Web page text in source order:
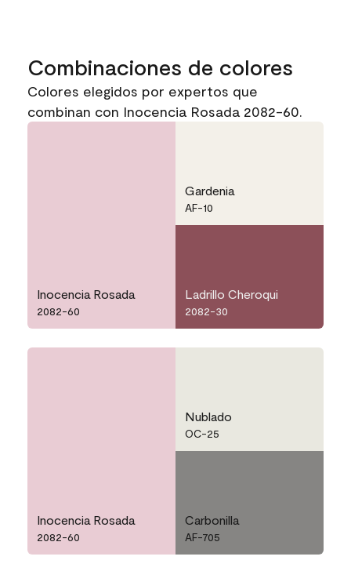
Combinaciones de colores
Colores elegidos por expertos que
combinan con Inocencia Rosada 2082-60.
Inocencia Rosada
2082-60
Gardenia
AF-10
Ladrillo Cheroqui
2082-30
Inocencia Rosada
2082-60
Nublado
OC-25
Carbonilla
AF-705